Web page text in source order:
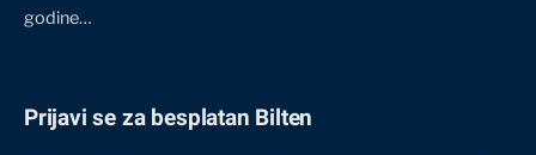
godine…
Prijavi se za besplatan Bilten